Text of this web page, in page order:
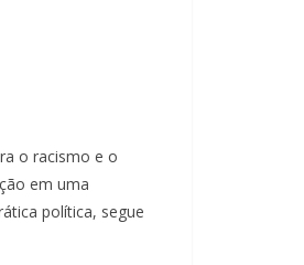
o racismo e o
em uma
política, segue